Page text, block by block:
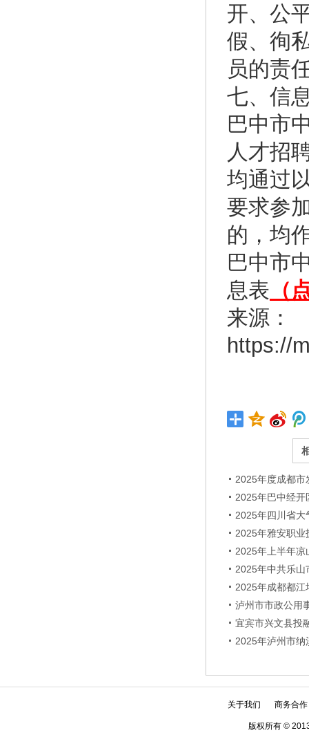
开、公
假、徇
员的责
七、信
巴中市
人才招
均通过
要求参
的，均
巴中市
息表 （
来源：
https://
2025年度成都市
2025年巴中经开
2025年四川省大
2025年雅安职业
2025年上半年
2025年中共乐山
2025年成都都江
泸州市市政公用
宜宾市兴文县投
2025年泸州市纳
关于我们 商务合作
版权所有 ©